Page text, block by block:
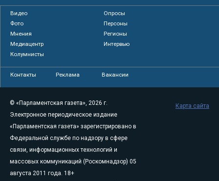
Видео
Опросы
Фото
Персоны
Мнения
Регионы
Медиацентр
Интервью
Колумнисты
Контакты Реклама Вакансии
© «Парламентская газета», 2026 г.
Электронное периодическое издание
«Парламентская газета» зарегистрировано в
Федеральной службе по надзору в сфере
связи, информационных технологий и
массовых коммуникаций (Роскомнадзор) 05
августа 2011 года. 18+
Карта сайта